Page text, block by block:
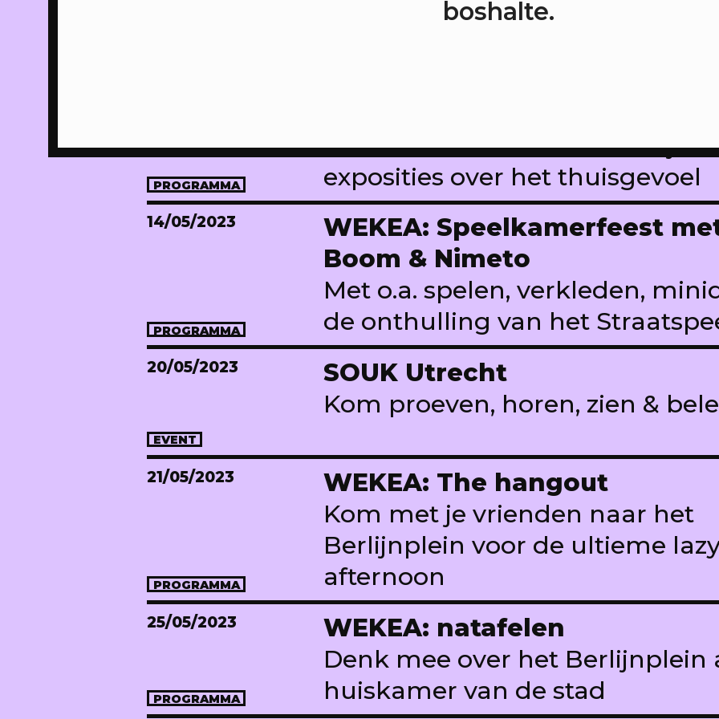
PROGRAMMA
WEKEA: Buurtkamerfeest met
Aanschuifdiner XL & twee
exposities over het thuisgevoel
14/05/2023
PROGRAMMA
WEKEA: Speelkamerfeest
Boom & Nimeto
Met o.a. spelen, verkleden,
de onthulling van het
20/05/2023
EVENT
SOUK Utrecht
Kom proeven, horen, zien &
21/05/2023
PROGRAMMA
WEKEA: The hangout
Kom met je vrienden naar het
Berlijnplein voor de ultieme
afternoon
25/05/2023
PROGRAMMA
WEKEA: natafelen
Denk mee over het Berlijnplein
huiskamer van de stad
boshalte.